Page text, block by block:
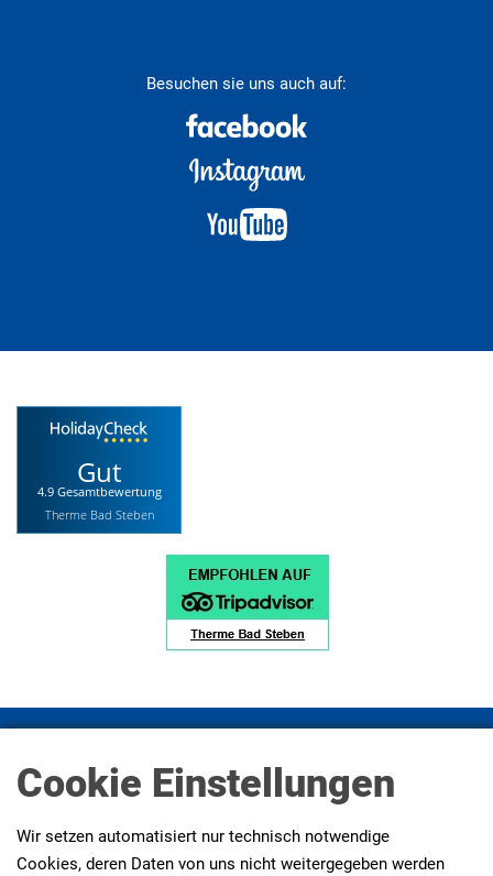
Besuchen sie uns auch auf:
Gut
4.9 Gesamtbewertung
Therme Bad Steben
Presse
AGBs Erklärung zur Barrierefreiheit
Cookie Einstellungen
Wir setzen automatisiert nur technisch notwendige
Cookies, deren Daten von uns nicht weitergegeben werden